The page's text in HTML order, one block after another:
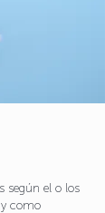
según el o los
y como